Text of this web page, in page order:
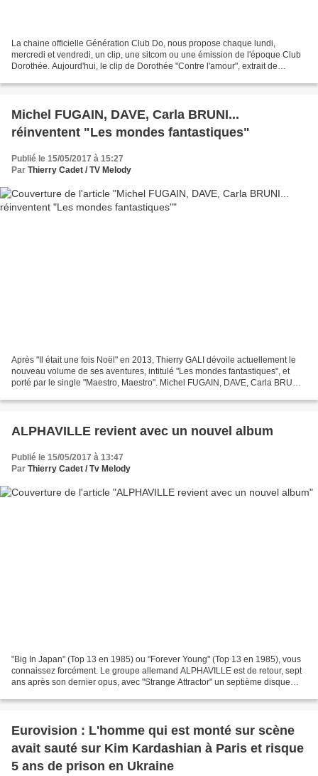
La chaine officielle Génération Club Do, nous propose chaque lundi,
mercredi et vendredi, un clip, une sitcom ou une émission de l'époque Club
Dorothée. Aujourd'hui, le clip de Dorothée "Contre l'amour", extrait de
Michel FUGAIN, DAVE, Carla BRUNI...
réinventent "Les mondes fantastiques"
Publié le 15/05/2017 à 15:27
Par Thierry Cadet / TV Melody
Après "Il était une fois Noël" en 2013, Thierry GALI dévoile actuellement le
nouveau volume de ses aventures, intitulé "Les mondes fantastiques", et
porté par le single "Maestro, Maestro". Michel FUGAIN, DAVE, Carla BRUNI,
ALPHAVILLE revient avec un nouvel album
Publié le 15/05/2017 à 13:47
Par Thierry Cadet / Tv Melody
"Big In Japan" (Top 13 en 1985) ou "Forever Young" (Top 13 en 1985), vous
connaissez forcément. Le groupe allemand ALPHAVILLE est de retour, sept
ans après son dernier opus, avec "Strange Attractor" un septième disque
Eurovision : L'homme qui est monté sur scène
avait sauté sur Kim Kardashian à Paris et risque
5 ans de prison en Ukraine